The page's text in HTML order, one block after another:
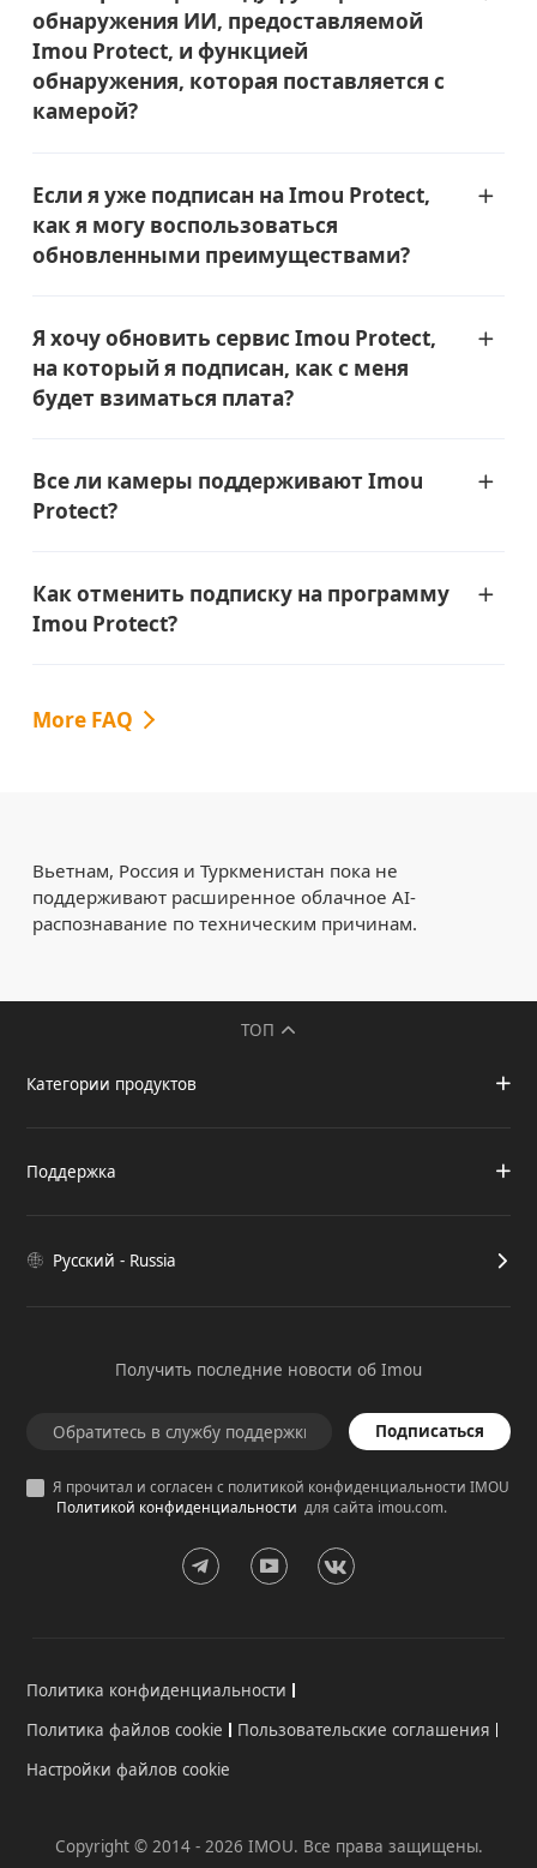
обнаружения ИИ, предоставляемой
Imou Protect, и функцией
обнаружения, которая поставляется с
камерой?
Если я уже подписан на Imou Protect,
как я могу воспользоваться
обновленными преимуществами?
Я хочу обновить сервис Imou Protect,
на который я подписан, как с меня
будет взиматься плата?
Все ли камеры поддерживают Imou
Protect?
Как отменить подписку на программу
Imou Protect?
More FAQ
Вьетнам, Россия и Туркменистан пока не
поддерживают расширенное облачное AI-
распознавание по техническим причинам.
ТОП
Категории продуктов
Поддержка
Русский - Russia
Получить последние новости об Imou
Подписаться
Я прочитал и согласен с политикой конфиденциальности IMOU
Политикой конфиденциальности для сайта imou.com.
Политика конфиденциальности
Политика файлов cookie
Пользовательские соглашения
Настройки файлов cookie
Copyright © 2014 - 2026 IMOU. Все права защищены.